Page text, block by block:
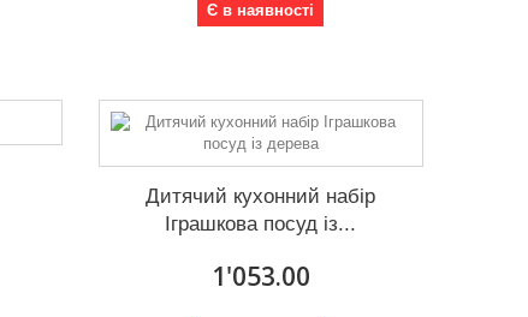
Є в наявності
Дитячий кухонний набір
Іграшкова посуд із...
1'053.00